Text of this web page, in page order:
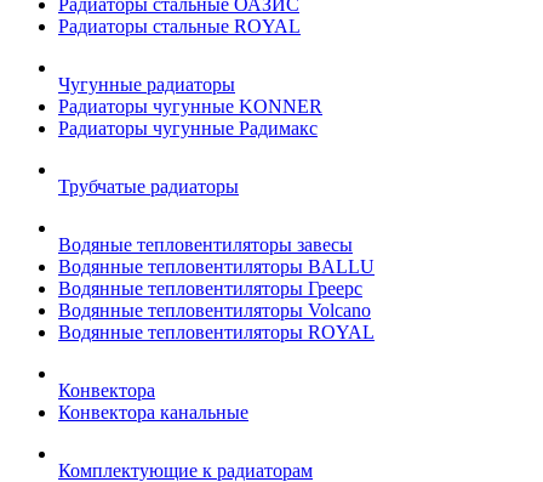
Радиаторы стальные ОАЗИС
Радиаторы стальные ROYAL
Чугунные радиаторы
Радиаторы чугунные KONNER
Радиаторы чугунные Радимакс
Трубчатые радиаторы
Водяные тепловентиляторы завесы
Водянные тепловентиляторы BALLU
Водянные тепловентиляторы Греерс
Водянные тепловентиляторы Volcano
Водянные тепловентиляторы ROYAL
Конвектора
Конвектора канальные
Комплектующие к радиаторам